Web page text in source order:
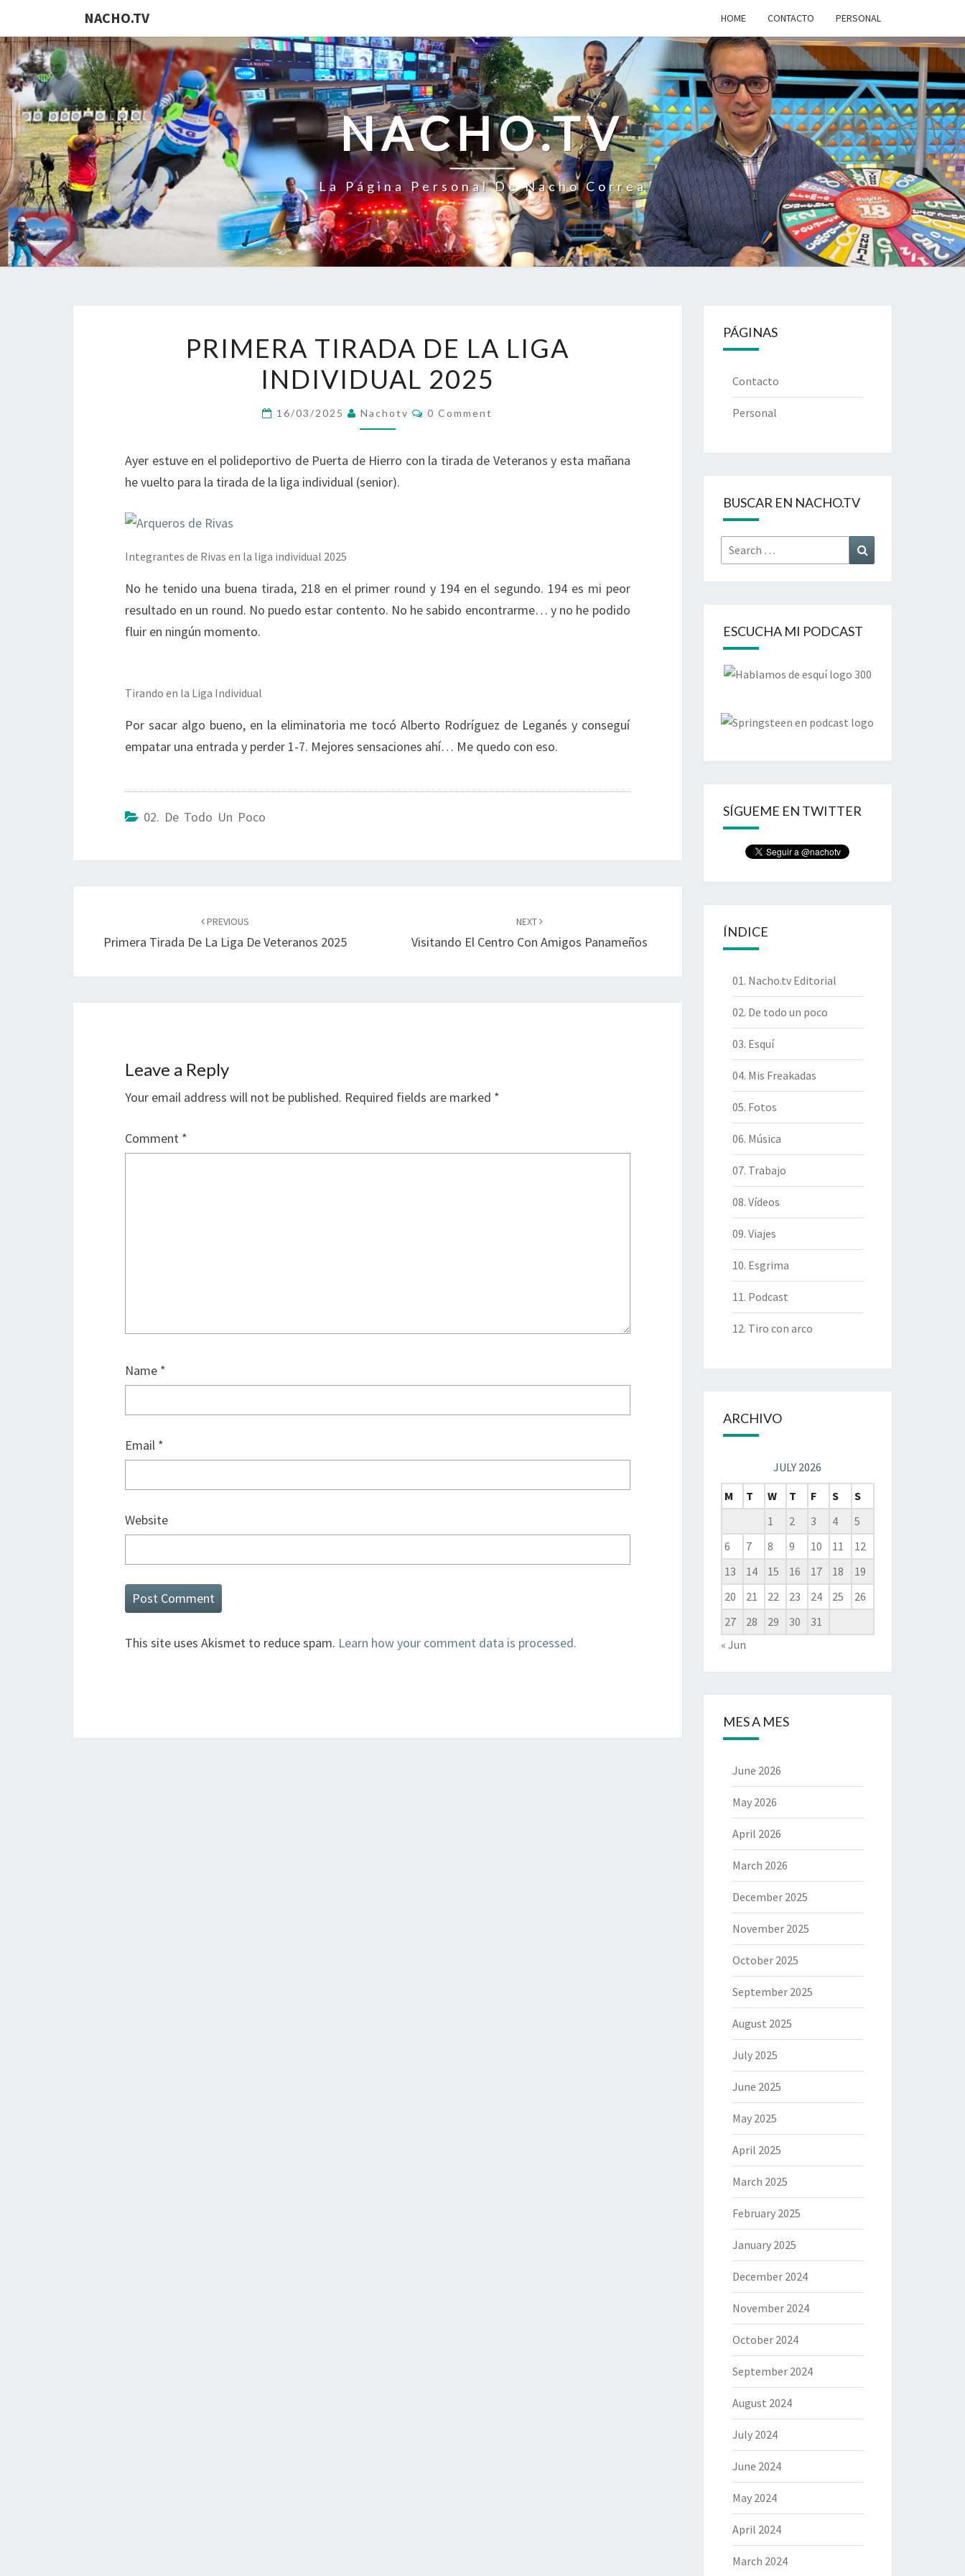
NACHO.TV HOME CONTACTO PERSONAL
NACHO.TV
La Página Personal De Nacho Correa
TIRADA
DE
LA
LIGA
2025
PRIMERA TIRADA DE LA LIGA
INDIVIDUAL 2025
16/03/2025 Nachotv Comments
0 Comment
Ayer estuve en el polideportivo de Puerta de Hierro con la tirada de Veteranos y esta mañana
he vuelto para la tirada de la liga individual (senior).
Integrantes de Rivas en la liga individual 2025
No he tenido una buena tirada, 218 en el primer round y 194 en el segundo. 194 es mi peor
resultado en un round. No puedo estar contento. No he sabido encontrarme… y no he podido
fluir en ningún momento.
Tirando en la Liga Individual
Por sacar algo bueno, en la eliminatoria me tocó Alberto Rodríguez de Leganés y conseguí
empatar una entrada y perder 1-7. Mejores sensaciones ahí… Me quedo con eso.
02. De Todo Un Poco
PREVIOUS
Primera Tirada De La Liga De Veteranos 2025
NEXT
Visitando El Centro Con Amigos Panameños
Leave a Reply
Your email address will not be published. Required fields are marked *
Comment *
Name *
Email *
Website
This site uses Akismet to reduce spam. Learn how your comment data is processed.
PÁGINAS
Contacto
Personal
BUSCAR EN NACHO.TV
Search
for:
ESCUCHA MI PODCAST
SÍGUEME EN TWITTER
ÍNDICE
01. Nacho.tv Editorial
02. De todo un poco
03. Esquí
04. Mis Freakadas
05. Fotos
06. Música
07. Trabajo
08. Vídeos
09. Viajes
10. Esgrima
11. Podcast
12. Tiro con arco
ARCHIVO
JULY 2026
M
T W T F S
S
1
2 3 4
5
6
7 8 9 10 11
12
13
14 15 16 17 18
19
20
21 22 23 24 25
26
27
28 29 30
31
« Jun
MES A MES
June 2026
May 2026
April 2026
March 2026
December 2025
November 2025
October 2025
September 2025
August 2025
July 2025
June 2025
May 2025
April 2025
March 2025
February 2025
January 2025
December 2024
November 2024
October 2024
September 2024
August 2024
July 2024
June 2024
May 2024
April 2024
March 2024